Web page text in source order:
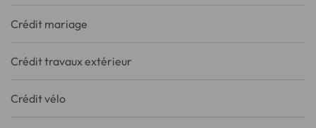
Crédit mariage
Crédit travaux extérieur
Crédit vélo